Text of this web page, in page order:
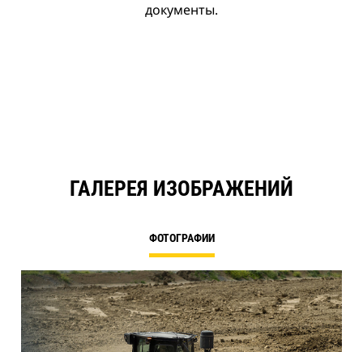
документы.
ГАЛЕРЕЯ ИЗОБРАЖЕНИЙ
ФОТОГРАФИИ